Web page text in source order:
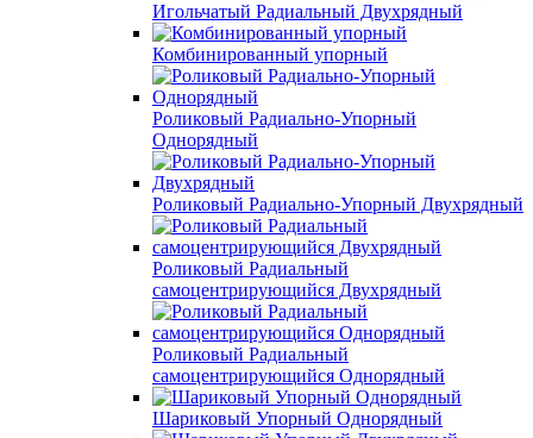
Игольчатый Радиальный Двухрядный
Комбинированный упорный
Роликовый Радиально-Упорный
Однорядный
Роликовый Радиально-Упорный Двухрядный
Роликовый Радиальный
самоцентрирующийся Двухрядный
Роликовый Радиальный
самоцентрирующийся Однорядный
Шариковый Упорный Однорядный